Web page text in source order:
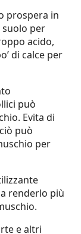
prospera in
suolo per
acido,
di calce per
può
Evita di
può
per
renderlo più
e altri